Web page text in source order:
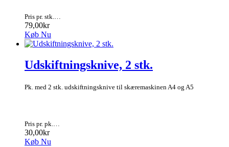
Pris pr. stk.…
79,00kr
Køb Nu
Udskiftningsknive, 2 stk.
Pk. med 2 stk. udskiftningsknive til skæremaskinen A4 og A5
Pris pr. pk.…
30,00kr
Køb Nu